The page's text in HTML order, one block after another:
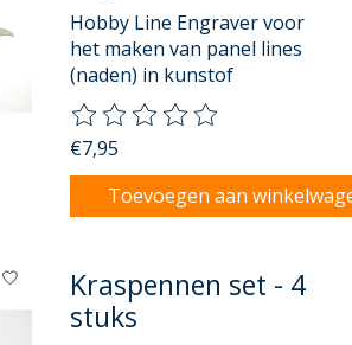
Hobby Line Engraver voor
het maken van panel lines
(naden) in kunstof
De beoordeling van dit
€7,95
Toevoegen aan
Kraspennen set - 4
stuks